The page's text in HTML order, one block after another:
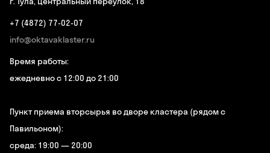
+7 (4872) 77-02-07
info@oktavaklaster.ru
Время работы:
ежедневно с 12:00 до 21:00
Пункт приема вторсырья во дворе кластера (рядом с
Павильоном):
среда: 19:00 — 20:00